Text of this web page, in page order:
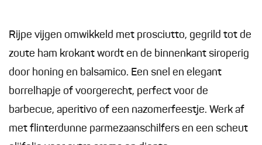
Rijpe vijgen omwikkeld met prosciutto, gegrild tot de
zoute ham krokant wordt en de binnenkant siroperig
door honing en balsamico. Een snel en elegant
borrelhapje of voorgerecht, perfect voor de
barbecue, aperitivo of een nazomerfeestje. Werk af
met flinterdunne parmezaanschilfers en een scheut